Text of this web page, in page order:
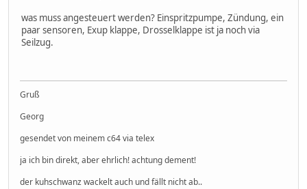
was muss angesteuert werden? Einspritzpumpe, Zündung, ein
paar sensoren, Exup klappe, Drosselklappe ist ja noch via
Seilzug.
Gruß
Georg
gesendet von meinem c64 via telex
ja ich bin direkt, aber ehrlich! achtung dement!
der kuhschwanz wackelt auch und fällt nicht ab..